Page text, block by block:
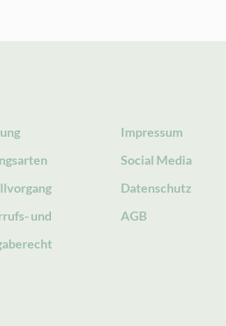
und
Impressum
Social Media
Datenschutz
AGB